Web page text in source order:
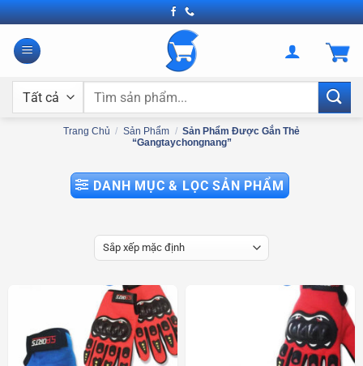
Bỏ
qua
nội
Tìm
Trang Chủ / Sản Phẩm / Sản Phẩm Được Gắn Thẻ
“gangtaychongnang”
DANH MỤC & LỌC SẢN PHẨM